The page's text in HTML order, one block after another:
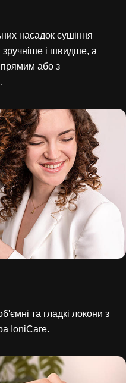
насадок сушіння
зручніше і швидше, а
або з
та гладкі локони з
IoniCare.